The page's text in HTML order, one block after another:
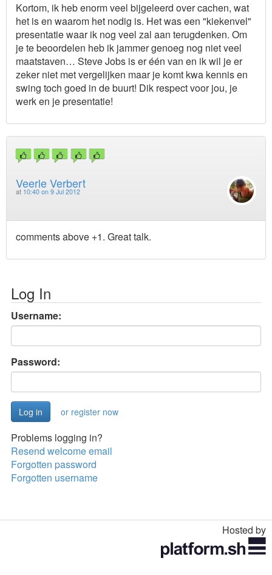
Kortom, ik heb enorm veel bijgeleerd over cachen, wat
het is en waarom het nodig is. Het was een "kiekenvel"
presentatie waar ik nog veel zal aan terugdenken. Om
je te beoordelen heb ik jammer genoeg nog niet veel
maatstaven… Steve Jobs is er één van en ik wil je er
zeker niet met vergelijken maar je komt kwa kennis en
swing toch goed in de buurt! Dik respect voor jou, je
werk en je presentatie!
Veerle Verbert
at 10:40 on 9 Jul 2012
comments above +1. Great talk.
Log In
Username:
Password:
or register now
Problems logging in?
Resend welcome email
Forgotten password
Forgotten username
Hosted by